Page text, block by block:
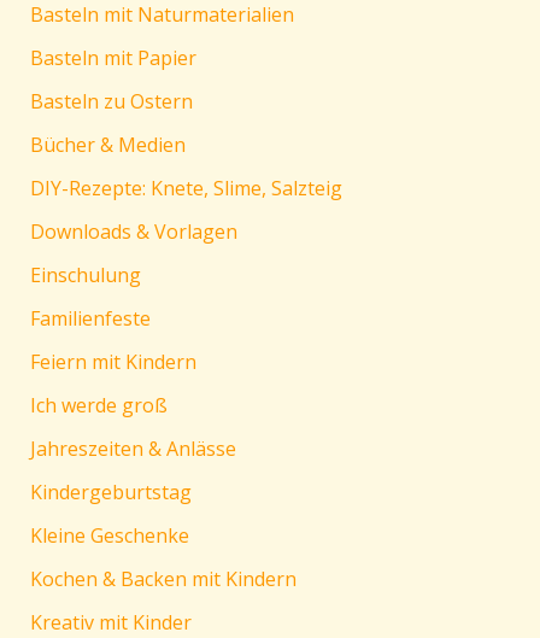
Basteln mit Naturmaterialien
Basteln mit Papier
Basteln zu Ostern
Bücher & Medien
DIY-Rezepte: Knete, Slime, Salzteig
Downloads & Vorlagen
Einschulung
Familienfeste
Feiern mit Kindern
Ich werde groß
Jahreszeiten & Anlässe
Kindergeburtstag
Kleine Geschenke
Kochen & Backen mit Kindern
Kreativ mit Kinder